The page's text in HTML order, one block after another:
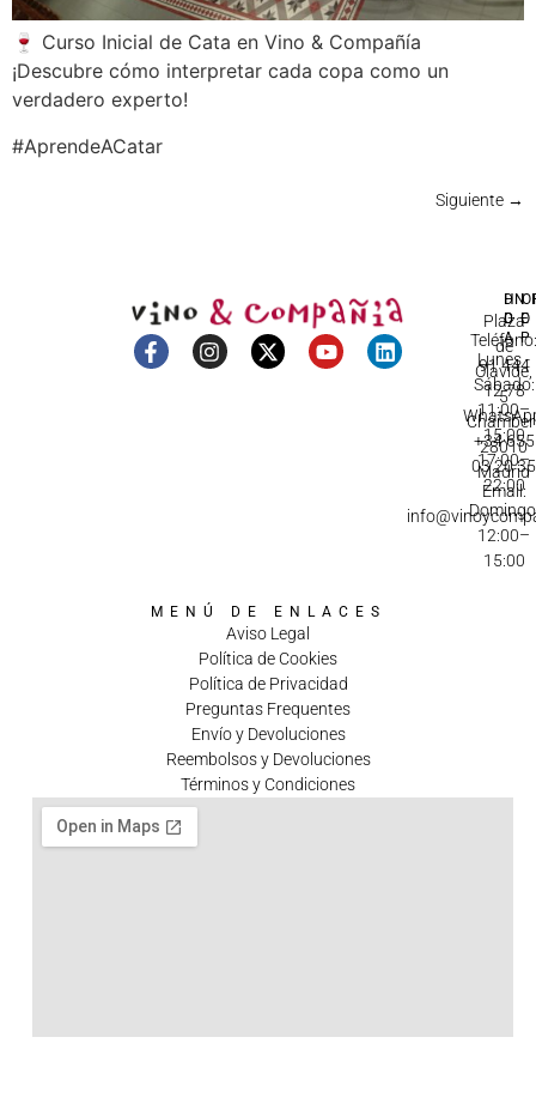
🍷 Curso Inicial de Cata en Vino & Compañía
¡Descubre cómo interpretar cada copa como un
verdadero experto!
#AprendeACatar
Siguiente →
Plaza
de
Olavide,
5
28010
Madrid
DE
Lunes -
Sábado:
11:00–
15:00
17:00–
22:00
12:00–
15:00
91 444
12 78
+34 655
03 20 35
Email:
MENÚ DE ENLACES
Aviso Legal
Política de Cookies
Política de Privacidad
Preguntas Frequentes
Envío y Devoluciones
Reembolsos y Devoluciones
Términos y Condiciones